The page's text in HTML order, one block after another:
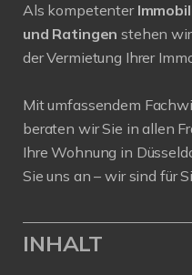
Als kompetenter
und Ratingen stehen
der Vermietung Ihrer
Mit umfassendem
beraten wir Sie in allen
Ihre Wohnung in
Sie uns an – wir sind für
INHALT